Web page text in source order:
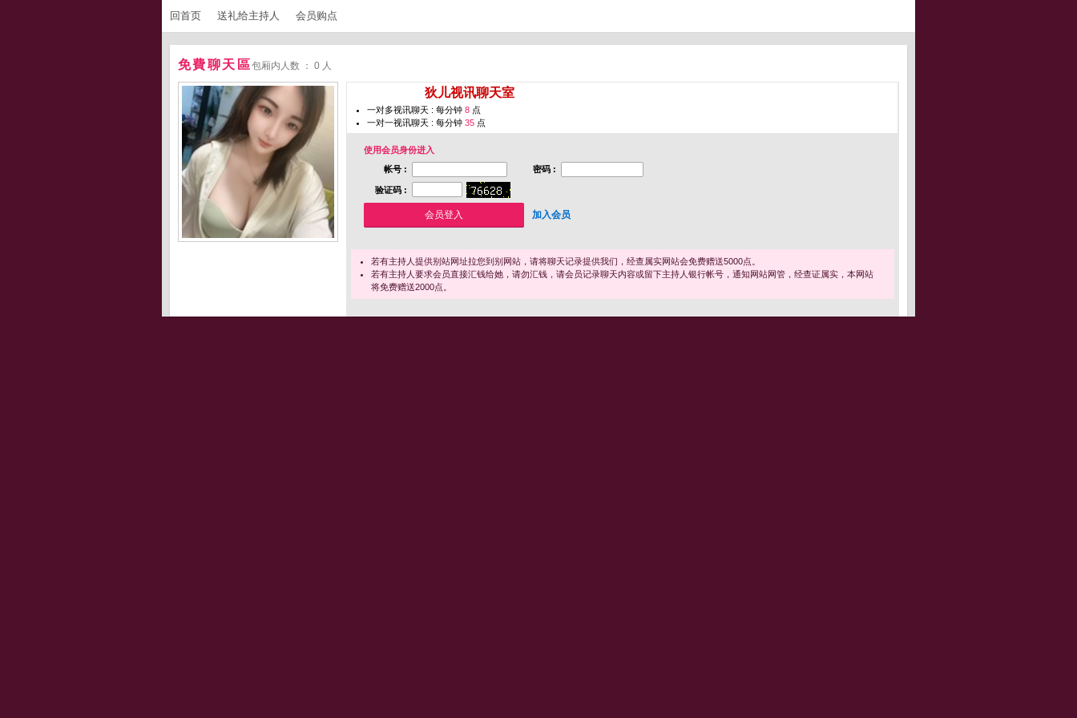
回首页 送礼给主持人 会员购点
免費聊天區包厢内人数 ： 0 人
狄儿视讯聊天室
一对多视讯聊天 : 每分钟 8 点
一对一视讯聊天 : 每分钟 35 点
使用会员身份进入
帐号 :
密码 :
验证码 :
加入会员
若有主持人提供别站网址拉您到别网站，请将聊天记录提供我们，经查属实网站会免费赠送5000点。
若有主持人要求会员直接汇钱给她，请勿汇钱，请会员记录聊天内容或留下主持人银行帐号，通知网站网管，经查证属实，本网站
将免费赠送2000点。